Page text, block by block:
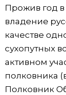
Прожив год в
владение
качестве
сухопутных
активном
полковника
Полковник